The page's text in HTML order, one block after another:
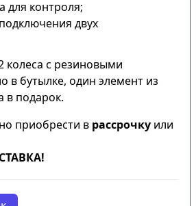
для контроля;
двух
колеса с резиновыми
в бутылке, один элемент из
в подарок.
приобрести в рассрочку или